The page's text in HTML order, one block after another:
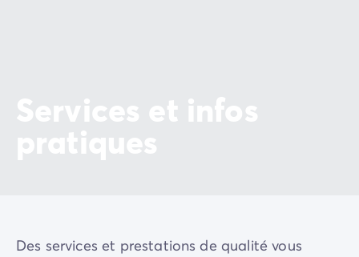
Des services et prestations de qualité vous